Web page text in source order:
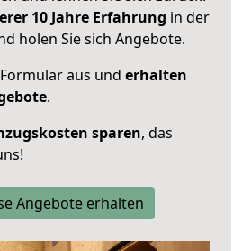
10 Jahre Erfahrung in der
holen Sie sich Angebote.
aus und erhalten
.
sparen, das
Angebote erhalten